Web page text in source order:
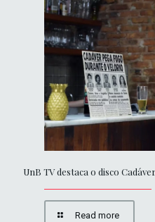
UnB TV destaca o disco
Read more